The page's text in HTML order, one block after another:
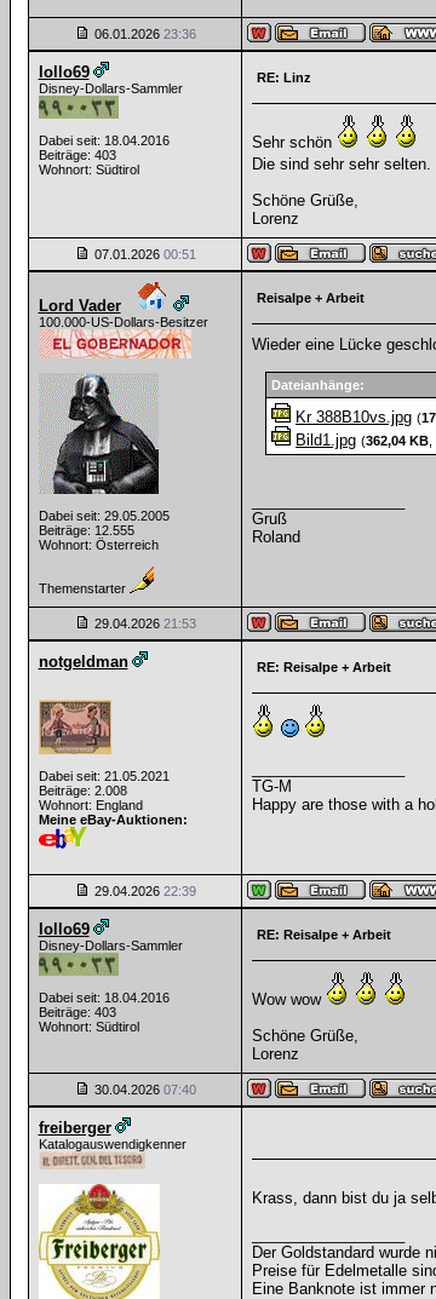
06.01.2026 23:36
lollo69
Disney-Dollars-Sammler
Dabei seit: 18.04.2016
Beiträge: 403
Wohnort: Südtirol
RE: Linz
Sehr schön
Die sind sehr sehr
Schöne Grüße,
Lorenz
07.01.2026 00:51
Lord Vader
100.000-US-Dollars-Besitzer
Dabei seit: 29.05.2005
Beiträge: 12.555
Wohnort: Österreich
Themenstarter
Reisalpe + Arbeit
Wieder eine Lücke
Dateianhänge:
Kr 388B10vs.jpg (
Bild1.jpg (362,04 KB
Gruß
Roland
29.04.2026 21:53
notgeldman
Dabei seit: 21.05.2021
Beiträge: 2.008
Wohnort: England
Meine eBay-Auktionen:
RE: Reisalpe + Arbeit
TG-M
Happy are those with a
29.04.2026 22:39
lollo69
Disney-Dollars-Sammler
Dabei seit: 18.04.2016
Beiträge: 403
Wohnort: Südtirol
RE: Reisalpe + Arbeit
Wow wow
Schöne Grüße,
Lorenz
30.04.2026 07:40
freiberger
Katalogauswendigkenner
Krass, dann bist du ja
Der Goldstandard wurde
Preise für Edelmetalle
Eine Banknote ist immer